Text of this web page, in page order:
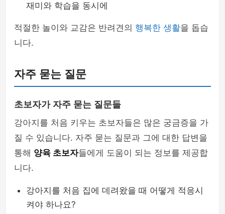
재미와 학습을 동시에
적절한 놀이와 교감은 반려견의 행복한 생활을 돕습
니다.
자주 묻는 질문
초보자가 자주 묻는 질문들
강아지를 처음 키우는 초보자들은 많은 궁금증을 가
질 수 있습니다. 자주 묻는 질문과 그에 대한 답변을
통해 양육 초보자들에게 도움이 되는 정보를 제공합
니다.
강아지를 처음 집에 데려왔을 때 어떻게 적응시
켜야 하나요?